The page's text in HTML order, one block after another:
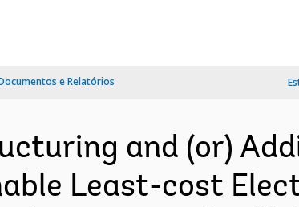
e Relatórios
and (or)
Least-cost